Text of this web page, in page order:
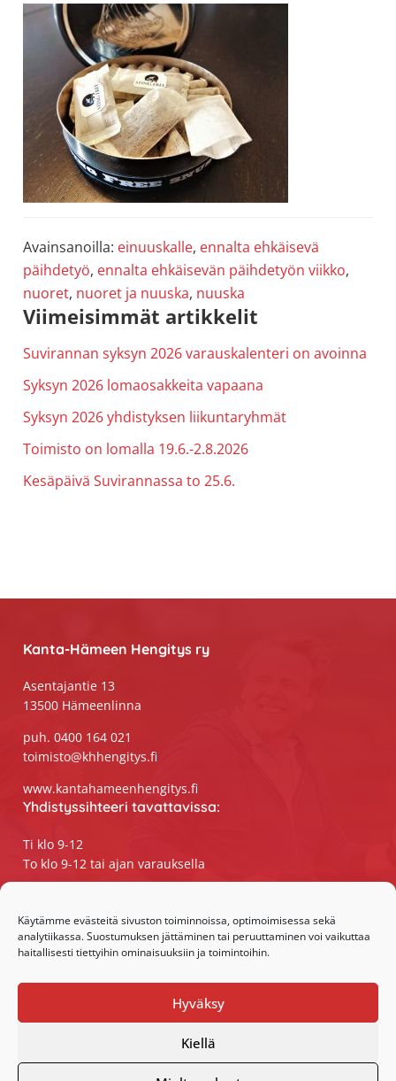
Käytämme evästeitä sivuston toiminnoissa, optimoimisessa sekä
analytiikassa. Suostumuksen jättäminen tai peruuttaminen voi vaikuttaa
haitallisesti tiettyihin ominaisuuksiin ja toimintoihin.
Hyväksy
Kiellä
Avainsanoilla: einuuskalle, ennalta ehkäisevä
päihdetyö, ennalta ehkäisevän päihdetyön viikko,
nuoret, nuoret ja nuuska, nuuska
Ensisijainen
sivupalkki
Viimeisimmät artikkelit
Suvirannan syksyn 2026 varauskalenteri on avoinna
Syksyn 2026 lomaosakkeita vapaana
Syksyn 2026 yhdistyksen liikuntaryhmät
Toimisto on lomalla 19.6.-2.8.2026
Kesäpäivä Suvirannassa to 25.6.
Kanta-Hämeen Hengitys ry
Asentajantie 13
13500 Hämeenlinna
puh. 0400 164 021
toimisto@khhengitys.fi
www.kantahameenhengitys.fi
Yhdistyssihteeri tavattavissa:
Ti klo 9-12
To klo 9-12 tai ajan varauksella
maanantaista perjantaihin klo 9-15
Instagram